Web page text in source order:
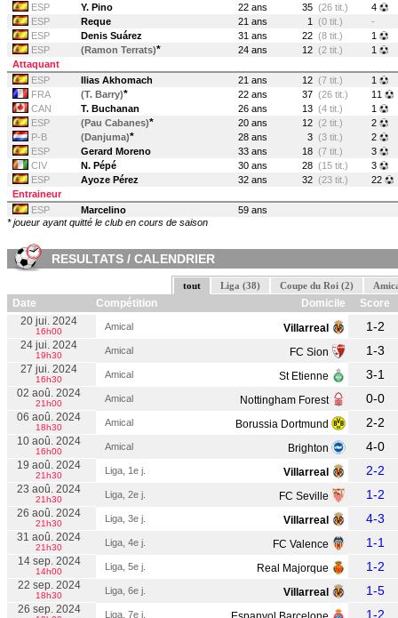
ESP
Y. Pino 22 ans 35 (26 tit.)
4
ESP
Reque 21 ans 1 (0 tit.)
-
ESP
Denis Suárez 31 ans 22 (8 tit.)
1
ESP
(Ramon Terrats)* 24 ans 12 (2 tit.)
1
Attaquant
ESP
Ilias Akhomach 21 ans 12 (7 tit.)
1
FRA
(T. Barry)* 22 ans 37 (26 tit.)
11
CAN
T. Buchanan 26 ans 13 (4 tit.)
1
ESP
(Pau Cabanes)* 20 ans 12 (2 tit.)
2
P-B
(Danjuma)* 28 ans 3 (3 tit.)
2
ESP
Gerard Moreno 33 ans 18 (7 tit.)
3
CIV
N. Pépé 30 ans 28 (15 tit.)
3
ESP
Ayoze Pérez 32 ans 32 (23 tit.)
22
Entraineur
ESP
Marcelino
59 ans
* joueur ayant quitté le club en cours de saison
RESULTATS / CALENDRIER
tout Liga (38) Coupe du Roi (2)
Date Compétition Domicile
Score
20 jui. 2024
16h00 Amical Villarreal 1-2
24 jui. 2024
19h30 Amical FC Sion 1-3
27 jui. 2024
16h30 Amical St Etienne 3-1
02 aoû. 2024
21h00 Amical Nottingham Forest 0-0
06 aoû. 2024
18h30 Amical Borussia Dortmund 2-2
10 aoû. 2024
16h00 Amical Brighton 4-0
19 aoû. 2024
21h30 Liga, 1e j. Villarreal 2-2
23 aoû. 2024
21h30 Liga, 2e j. FC Seville 1-2
26 aoû. 2024
21h30 Liga, 3e j. Villarreal 4-3
31 aoû. 2024
21h30 Liga, 4e j. FC Valence 1-1
14 sep. 2024
14h00 Liga, 5e j. Real Majorque 1-2
22 sep. 2024
18h30 Liga, 6e j. Villarreal 1-5
26 sep. 2024 Liga, 7e j. 1-2